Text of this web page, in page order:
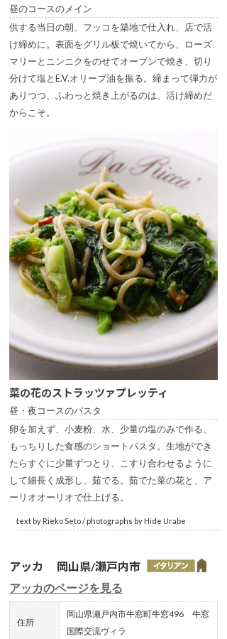
昼のコースのメイン
供する当日の朝、フッコを築地で仕入れ、店で活
け締めに。表面をグリル板で焼いてから、ローズ
マリーとニンニクをのせてオーブンで焼き、切り
分けて塩とE.V.オリーブ油を振る。締まって弾力が
ありつつ、ふわっと焼き上がるのは、活け締めだ
からこそ。
菜の花のストラッツァプレッティ
昼・夜コースのパスタ
卵を加えず、小麦粉、水、少量の塩のみで作る、
もっちりした食感のショートパスタ。生地ができ
たらすぐに少量ずつとり、こすり合わせるように
して細長く成形し、茹でる。茹でた菜の花と、ア
ーリオオーリオで仕上げる。
text by Rieko Seto / photographs by Hide Urabe
アッカ 岡山県/瀬戸内市
アッカのページを見る
住所
岡山県瀬戸内市牛窓町牛窓496 牛窓
国際交流ヴィラ